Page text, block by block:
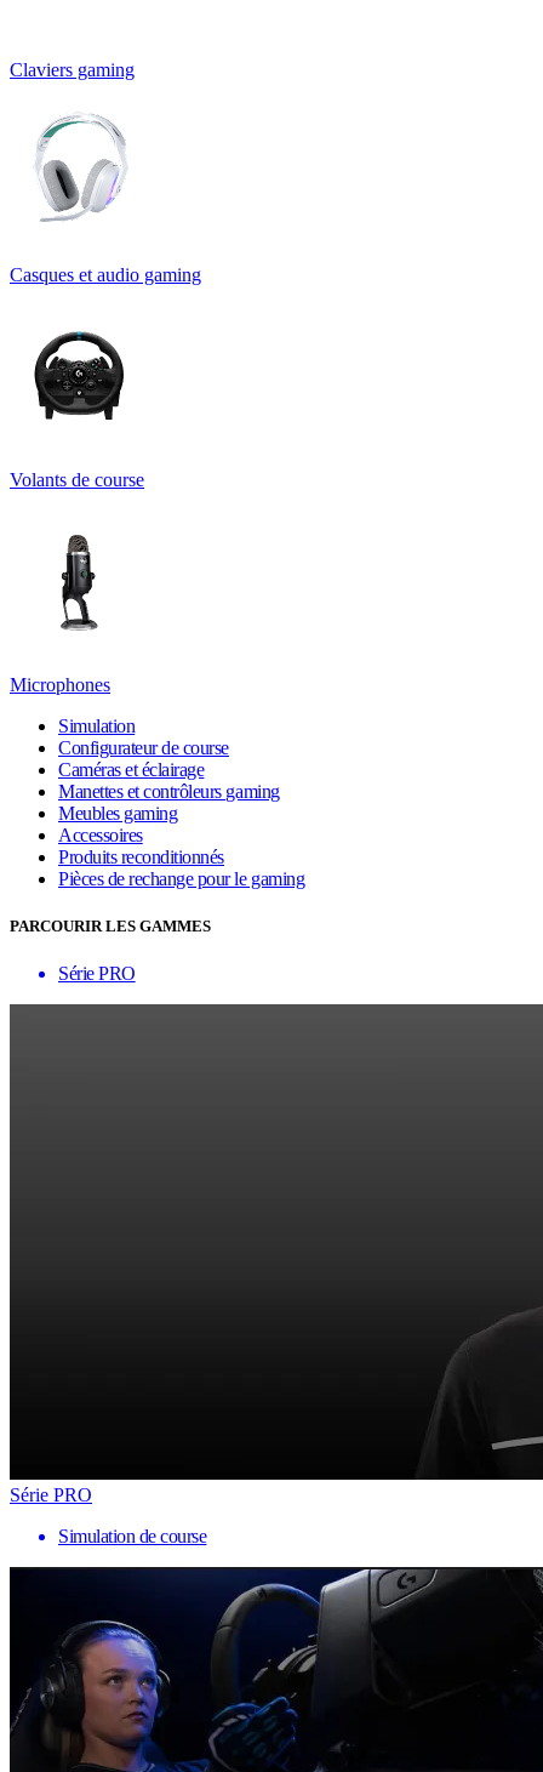
Claviers gaming
Casques et audio gaming
Volants de course
Microphones
Simulation
Configurateur de course
Caméras et éclairage
Manettes et contrôleurs gaming
Meubles gaming
Accessoires
Produits reconditionnés
Pièces de rechange pour le gaming
PARCOURIR LES GAMMES
Série PRO
Série PRO
Simulation de course